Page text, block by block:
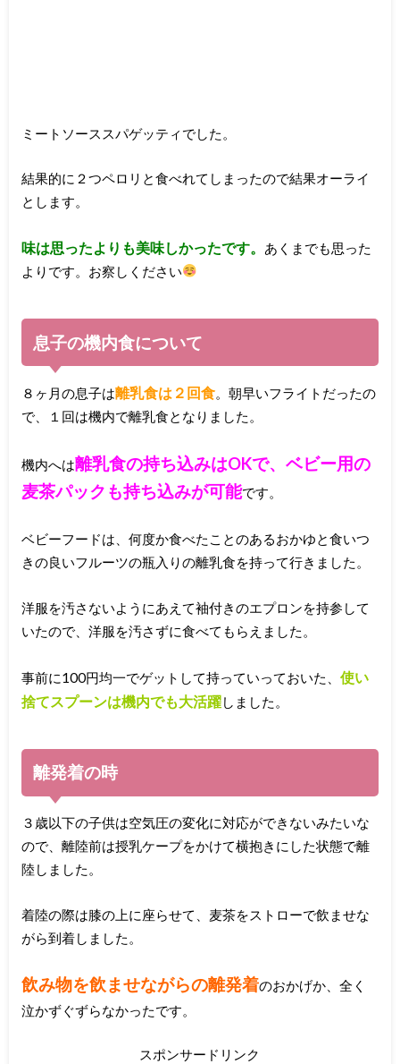
ミートソーススパゲッティでした。
結果的に２つペロリと食べれてしまったので結果オーライ
とします。
味は思ったよりも美味しかったです。 あくまでも思った
よりです。お察しください
息子の機内食について
８ヶ月の息子は離乳食は２回食。朝早いフライトだったの
で、１回は機内で離乳食となりました。
機内へは離乳食の持ち込みはOKで、ベビー用の
麦茶パックも持ち込みが可能です。
ベビーフードは、何度か食べたことのあるおかゆと食いつ
きの良いフルーツの瓶入りの離乳食を持って行きました。
洋服を汚さないようにあえて袖付きのエプロンを持参して
いたので、洋服を汚さずに食べてもらえました。
事前に100円均一でゲットして持っていっておいた、 使い
捨てスプーンは機内でも大活躍しました。
離発着の時
３歳以下の子供は空気圧の変化に対応ができないみたいな
ので、離陸前は授乳ケープをかけて横抱きにした状態で離
陸しました。
着陸の際は膝の上に座らせて、麦茶をストローで飲ませな
がら到着しました。
飲み物を飲ませながらの離発着のおかげか、全く
泣かずぐずらなかったです。
スポンサードリンク